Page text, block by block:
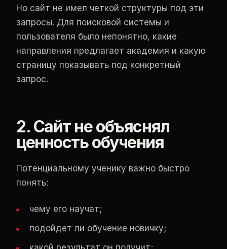
Но сайт не имел четкой структуры под эти
запросы. Для поисковой системы и
пользователя было непонятно, какие
направления предлагает академия и какую
страницу показывать под конкретный
запрос.
2. Сайт не объяснял
ценность обучения
Потенциальному ученику важно быстро
понять:
чему его научат;
подойдет ли обучение новичку;